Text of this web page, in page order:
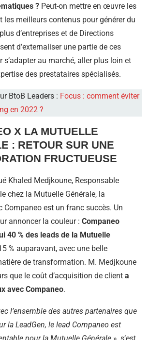
? Peut-on mettre en œuvre les
les meilleurs contenus pour générer du
d’entreprises et de Directions
d’externaliser une partie de ces
s’adapter au marché, aller plus loin et
des prestataires spécialisés.
BtoB Leaders : Focus : comment éviter
en 2022 ?
X LA MUTUELLE
: RETOUR SUR UNE
FRUCTUEUSE
Khaled Medjkoune, Responsable
chez la Mutuelle Générale, la
Companeo est un franc succès. Un
annoncer la couleur : Companeo
40 % des leads de la Mutuelle
% auparavant, avec une belle
de transformation. M. Medjkoune
que le coût d’acquisition de client a
avec Companeo.
l’ensemble des autres partenaires que
la LeadGen, le lead Companeo est